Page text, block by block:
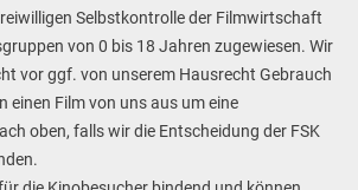
Selbstkontrolle der Filmwirtschaft
von 0 bis 18 Jahren zugewiesen. Wir
vor ggf. von unserem Hausrecht Gebrauch
einen Film von uns aus um eine
oben, falls wir die Entscheidung der FSK